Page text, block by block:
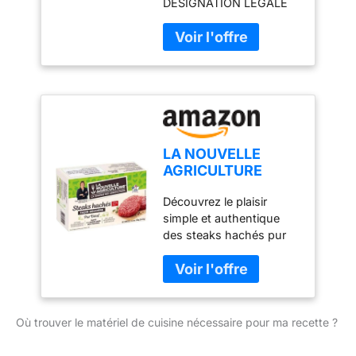
haché surgelé 100 %
viande de boeuf
LA NOUVELLE
AGRICULTURE
boeuf 15% M.G
façon bouchère
500 g
Découvrez le plaisir
simple et authentique
des steaks hachés pur
repas gourmands en
toute simplicité. Avec 15
% de matière grasse, ces
steaks offrent un
Où trouver le matériel de cuisine nécessaire pour ma recette ?